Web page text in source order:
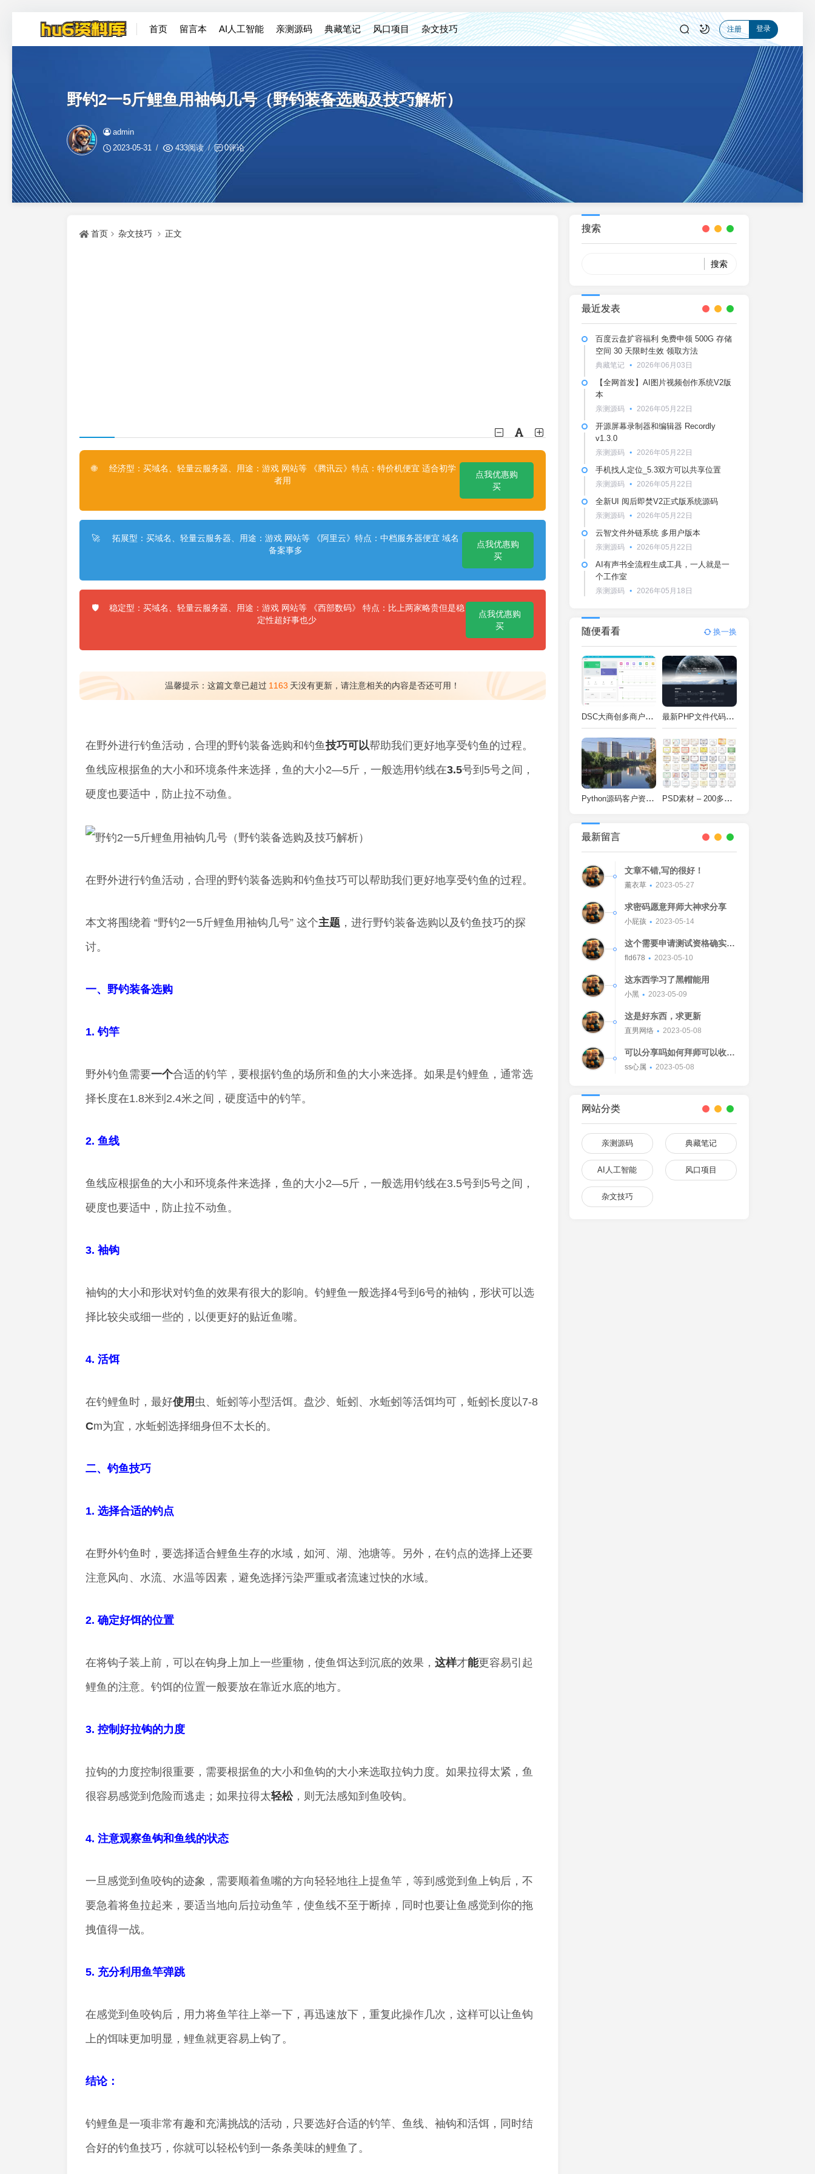
首页 留言本 AI人工智能 亲测源码 典藏笔记 风口项目 杂文技巧 注册 登录
野钓2一5斤鲤鱼用袖钩几号（野钓装备选购及技巧解析）
admin
2023-05-31
433阅读 0评论
首页 杂文技巧 正文
🌐
经济型：买域名、轻量云服务器、用途：游戏 网站等 《腾讯云》特点：特价机便宜 适合初学
者用
点我优惠购
买
🚀
拓展型：买域名、轻量云服务器、用途：游戏 网站等 《阿里云》特点：中档服务器便宜 域名
备案事多
点我优惠购
买
🛡️
稳定型：买域名、轻量云服务器、用途：游戏 网站等 《西部数码》 特点：比上两家略贵但是稳
定性超好事也少
点我优惠购
买
温馨提示：这篇文章已超过 1163 天没有更新，请注意相关的内容是否还可用！
在野外进行钓鱼活动，合理的野钓装备选购和钓鱼技巧可以帮助我们更好地享受钓鱼的过程。
鱼线应根据鱼的大小和环境条件来选择，鱼的大小2—5斤，一般选用钓线在3.5号到5号之间，
硬度也要适中，防止拉不动鱼。
在野外进行钓鱼活动，合理的野钓装备选购和钓鱼技巧可以帮助我们更好地享受钓鱼的过程。
本文将围绕着 “野钓2一5斤鲤鱼用袖钩几号” 这个主题，进行野钓装备选购以及钓鱼技巧的探
讨。
一、野钓装备选购
1. 钓竿
野外钓鱼需要一个合适的钓竿，要根据钓鱼的场所和鱼的大小来选择。如果是钓鲤鱼，通常选
择长度在1.8米到2.4米之间，硬度适中的钓竿。
2. 鱼线
鱼线应根据鱼的大小和环境条件来选择，鱼的大小2—5斤，一般选用钓线在3.5号到5号之间，
硬度也要适中，防止拉不动鱼。
3. 袖钩
袖钩的大小和形状对钓鱼的效果有很大的影响。钓鲤鱼一般选择4号到6号的袖钩，形状可以选
择比较尖或细一些的，以便更好的贴近鱼嘴。
4. 活饵
在钓鲤鱼时，最好使用 虫、蚯蚓等小型活饵。盘沙、蚯蚓、水蚯蚓等活饵均可，蚯蚓长度以7-8
Cm为宜，水蚯蚓选择细身但不太长的。
二、钓鱼技巧
1. 选择合适的钓点
在野外钓鱼时，要选择适合鲤鱼生存的水域，如河、湖、池塘等。另外，在钓点的选择上还要
注意风向、水流、水温等因素，避免选择污染严重或者流速过快的水域。
2. 确定好饵的位置
在将钩子装上前，可以在钩身上加上一些重物，使鱼饵达到沉底的效果， 这样才能更容易引起
鲤鱼的注意。钓饵的位置一般要放在靠近水底的地方。
3. 控制好拉钩的力度
拉钩的力度控制很重要，需要根据鱼的大小和鱼钩的大小来选取拉钩力度。如果拉得太紧，鱼
很容易感觉到危险而逃走；如果拉得太轻松，则无法感知到鱼咬钩。
4. 注意观察鱼钩和鱼线的状态
一旦感觉到鱼咬钩的迹象，需要顺着鱼嘴的方向轻轻地往上提鱼竿，等到感觉到鱼上钩后，不
要急着将鱼拉起来，要适当地向后拉动鱼竿，使鱼线不至于断掉，同时也要让鱼感觉到你的拖
拽值得一战。
5. 充分利用鱼竿弹跳
在感觉到鱼咬钩后，用力将鱼竿往上举一下，再迅速放下，重复此操作几次，这样可以让鱼钩
上的饵味更加明显，鲤鱼就更容易上钩了。
结论：
钓鲤鱼是一项非常有趣和充满挑战的活动，只要选好合适的钓竿、鱼线、袖钩和活饵，同时结
合好的钓鱼技巧，你就可以轻松钓到一条条美味的鲤鱼了。
搜索
最近发表
百度云盘扩容福利 免费申领 500G 存储
空间 30 天限时生效 领取方法
典藏笔记 2026年06月03日
【全网首发】AI图片视频创作系统V2版
本
亲测源码 2026年05月22日
开源屏幕录制器和编辑器 Recordly
v1.3.0
亲测源码 2026年05月22日
手机找人定位_5.3双方可以共享位置
亲测源码 2026年05月22日
全新UI 阅后即焚V2正式版系统源码
亲测源码 2026年05月22日
云智文件外链系统 多用户版本
亲测源码 2026年05月22日
AI有声书全流程生成工具，一人就是一
个工作室
亲测源码 2026年05月18日
随便看看 换一换
DSC大商创多商户电商系统完整部署教程（附PHP7.4/PHP8兼容修复方案） 最新PHP文件代码加密系统 在线PHP加密系统 全开源 亲测可用
Python源码客户资料管理系统V2.2一键运行 PSD素材 – 200多种类型证书PSD源码
最新留言
文章不错,写的很好！
薰衣草 2023-05-27
求密码愿意拜师大神求分享
小屁孩 2023-05-14
这个需要申请测试资格确实不
错的东西
fld678 2023-05-10
这东西学习了黑帽能用
小黑 2023-05-09
这是好东西，求更新
直男网络 2023-05-08
可以分享吗如何拜师可以收我
吗[Watermelon]
ss心属 2023-05-08
网站分类
亲测源码 典藏笔记
AI人工智能 风口项目
杂文技巧